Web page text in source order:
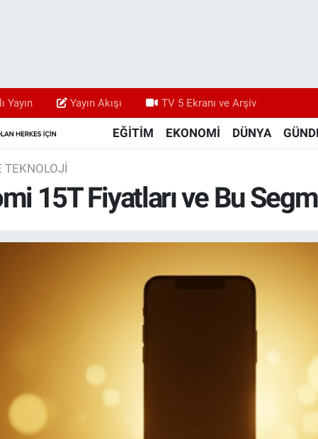
Yayın Yayın Akışı TV 5 Ekranı ve Arşiv
EĞİTİM EKONOMİ DÜNYA
TEKNOLOJİ
15T Fiyatları ve Bu